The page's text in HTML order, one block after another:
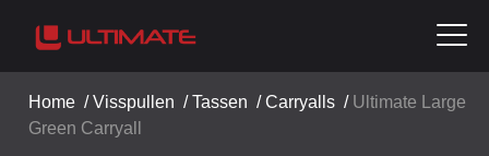
Home /Visspullen /Tassen /Carryalls / Ultimate Large
Green Carryall